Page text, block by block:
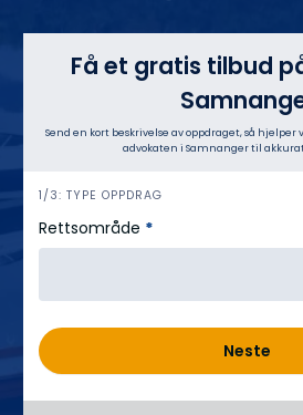
Få et gratis tilbud
Send en kort beskrivelse av oppdraget, så
advokaten i Samnanger til
h
e
r
1/3: TYPE OPPDRAG
Rettsområde *
Neste